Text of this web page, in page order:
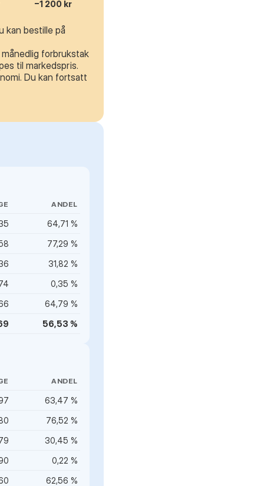
−1 200 kr
kan bestille på
forbrukstak
til markedspris.
Du kan fortsatt
ANDEL
64,71 %
77,29 %
31,82 %
0,35 %
64,79 %
56,53 %
ANDEL
63,47 %
76,52 %
30,45 %
0,22 %
62,56 %